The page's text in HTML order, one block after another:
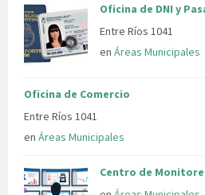
Oficina de DNI y
Entre Ríos 1041
en Áreas Municipales
Oficina de Comercio
Entre Ríos 1041
en Áreas Municipales
Centro de